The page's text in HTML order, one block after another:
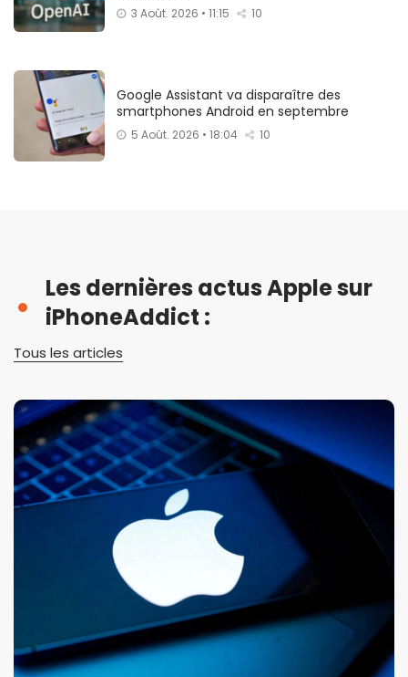
3 Août. 2026 • 11:15 10
Google Assistant va disparaître des
smartphones Android en septembre
5 Août. 2026 • 18:04 10
Les dernières actus Apple sur
iPhoneAddict :
Tous les articles